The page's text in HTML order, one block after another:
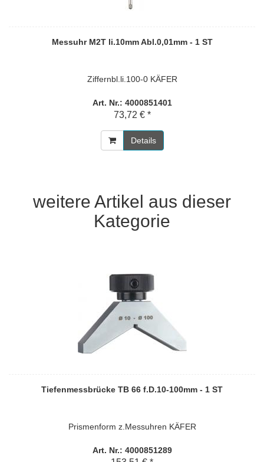
Messuhr M2T li.10mm Abl.0,01mm - 1 ST
Ziffernbl.li.100-0 KÄFER
Art. Nr.: 4000851401
73,72 € *
Details
weitere Artikel aus dieser
Kategorie
Tiefenmessbrücke TB 66 f.D.10-100mm - 1 ST
Prismenform z.Messuhren KÄFER
Art. Nr.: 4000851289